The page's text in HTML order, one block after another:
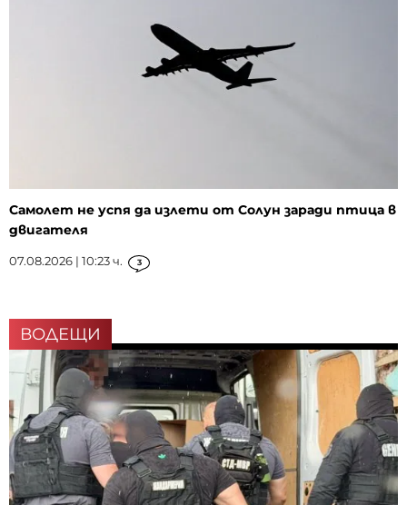
Самолет не успя да излети от Солун заради птица в
двигателя
07.08.2026 | 10:23 ч. 3
ВОДЕЩИ